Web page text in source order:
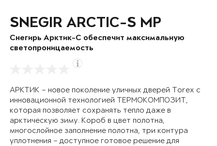
SNEGIR ARCTIC-S MP
Снегирь Арктик-С обеспечит максимальную
светопроницаемость
АРКТИК – новое поколение уличных дверей Torex с
инновационной технологией ТЕРМОКОМПОЗИТ,
которая позволяет сохранять тепло даже в
арктическую зиму. Короб в цвет полотна,
многослойное заполнение полотна, три контура
уплотнения – доступное готовое решение для